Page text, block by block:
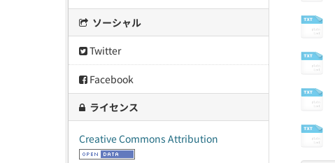
ソーシャル
Twitter
Facebook
ライセンス
Creative Commons Attribution